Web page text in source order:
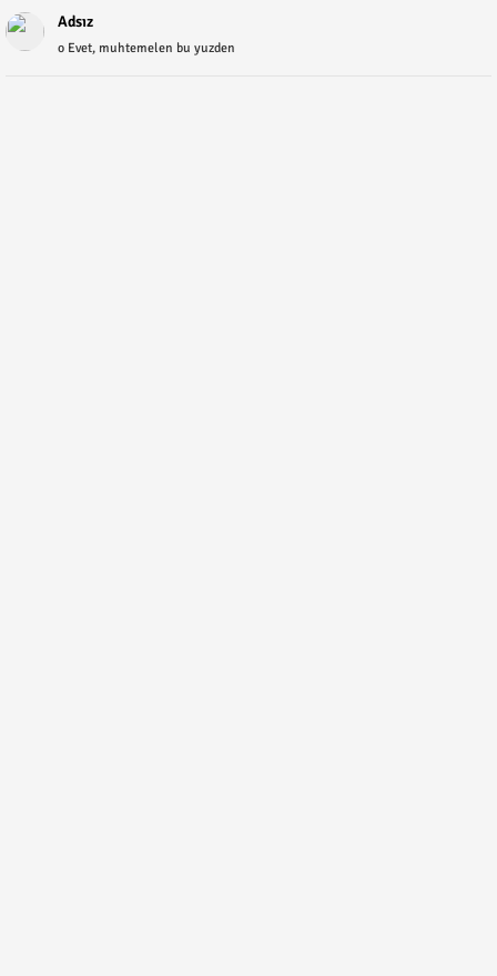
Adsız
o Evet, muhtemelen bu yuzden